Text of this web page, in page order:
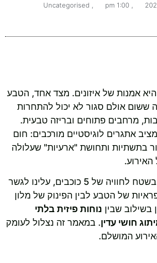
1:00 pm
Uncategorised
אמנות של איזונים. מצד אחד, הטבע
ששום אולם סגור לא יכול להתחרות
מרחבים פתוחים ובריזה טבעית.
אתגרים לוגיסטיים מורכבים: חום
בתשתיות ותחושת "ארעיות" שעלולה
האירוע.
כדי להפוך אירוע בשטח לחוויה של 5 כוכבים, עלינו לגשר
של הטבע לבין הפינוק של מלון
בשילוב שבין נוחות פיזית בלתי
חושי עדין. במאמר זה נצלול לעומק
המושלם.